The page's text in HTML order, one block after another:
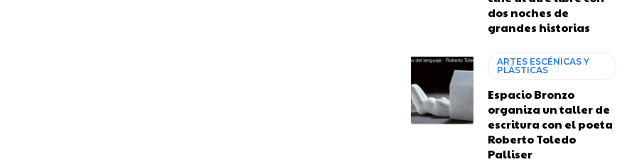
dos noches de
grandes historias
ARTES ESCÉNICAS Y
PLÁSTICAS
Espacio Bronzo
organiza un taller de
escritura con el poeta
Roberto Toledo
Palliser